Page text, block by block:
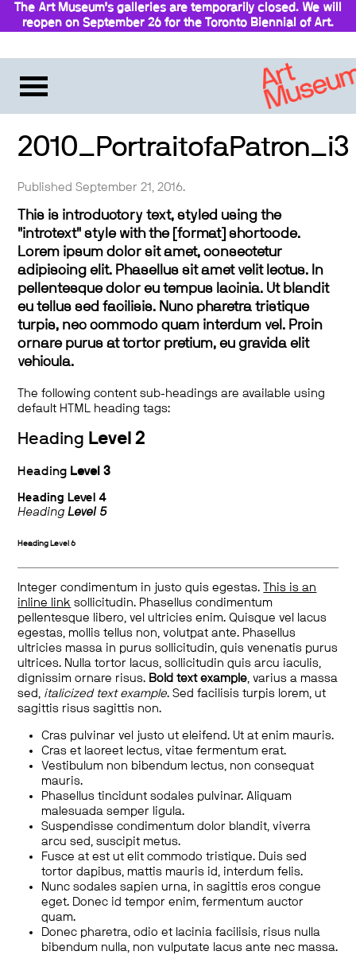
The Art Museum’s galleries are temporarily closed. We will
reopen on September 26 for the Toronto Biennial of Art.
2010_PortraitofaPatron_i3
Published September 21, 2016.
This is introductory text, styled using the
"introtext" style with the [format] shortcode.
Lorem ipsum dolor sit amet, consectetur
adipiscing elit. Phasellus sit amet velit lectus. In
pellentesque dolor eu tempus lacinia. Ut blandit
eu tellus sed facilisis. Nunc pharetra tristique
turpis, nec commodo quam interdum vel. Proin
ornare purus at tortor pretium, eu gravida elit
vehicula.
The following content sub-headings are available using
default HTML heading tags:
Heading Level 2
Heading Level 3
Heading Level 4
HeadingLevel 5
Heading Level 6
Integer condimentum in justo quis egestas.
This is an
inline link sollicitudin. Phasellus condimentum
pellentesque libero, vel ultricies enim. Quisque vel lacus
egestas, mollis tellus non, volutpat ante. Phasellus
ultricies massa in purus sollicitudin, quis venenatis purus
ultrices. Nulla tortor lacus, sollicitudin quis arcu iaculis,
dignissim ornare risus. Bold text example, varius a massa
sed, italicized text example. Sed facilisis turpis lorem, ut
sagittis risus sagittis non.
Cras pulvinar vel justo ut eleifend. Ut at enim mauris.
Cras et laoreet lectus, vitae fermentum erat.
Vestibulum non bibendum lectus, non consequat
mauris.
Phasellus tincidunt sodales pulvinar. Aliquam
malesuada semper ligula.
Suspendisse condimentum dolor blandit, viverra
arcu sed, suscipit metus.
Fusce at est ut elit commodo tristique. Duis sed
tortor dapibus, mattis mauris id, interdum felis.
Nunc sodales sapien urna, in sagittis eros congue
eget. Donec id tempor enim, fermentum auctor
quam.
Donec pharetra, odio et lacinia facilisis, risus nulla
bibendum nulla, non vulputate lacus ante nec massa.